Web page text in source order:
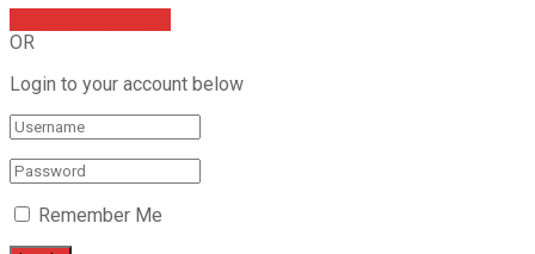
OR
Login to your account below
Remember Me